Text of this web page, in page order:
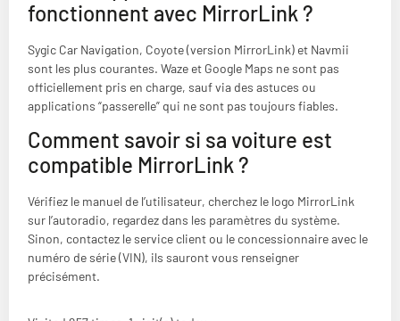
fonctionnent avec MirrorLink ?
Sygic Car Navigation, Coyote (version MirrorLink) et Navmii
sont les plus courantes. Waze et Google Maps ne sont pas
officiellement pris en charge, sauf via des astuces ou
applications “passerelle” qui ne sont pas toujours fiables.
Comment savoir si sa voiture est
compatible MirrorLink ?
Vérifiez le manuel de l’utilisateur, cherchez le logo MirrorLink
sur l’autoradio, regardez dans les paramètres du système.
Sinon, contactez le service client ou le concessionnaire avec le
numéro de série (VIN), ils sauront vous renseigner
précisément.